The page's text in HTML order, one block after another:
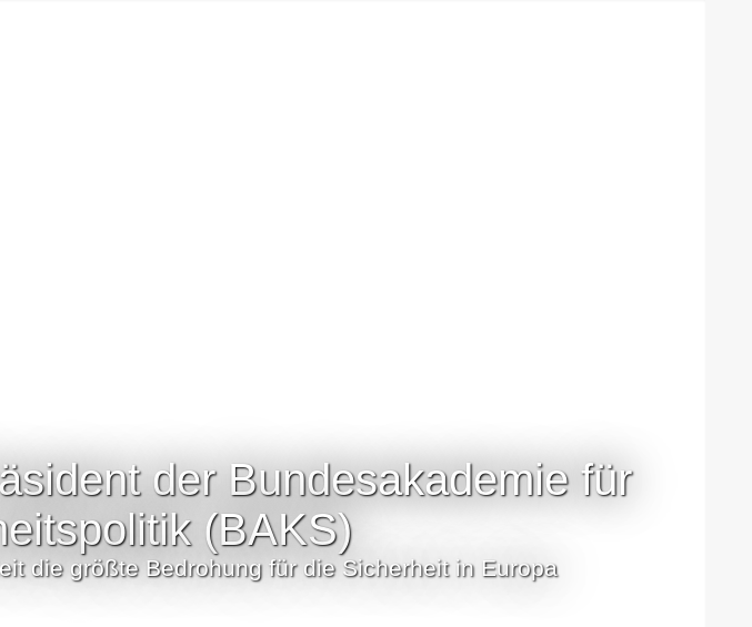
der Bundesakademie für
(BAKS)
die größte Bedrohung für die Sicherheit in Europa